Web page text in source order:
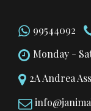
99544092
Monday -
2A Andrea